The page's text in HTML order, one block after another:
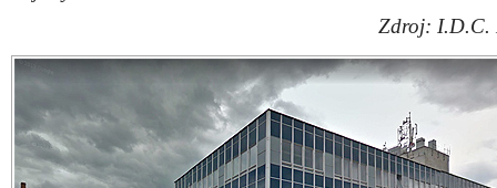
Zdroj: I.D.C.